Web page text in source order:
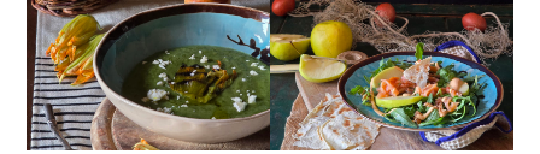
CREMA ESTIVA DI
ZUCCHINE CON FIORI E
FETA
INSALATA DI SALMONE
AFFUMICATO, MELE,
NOCI, RUCOLA